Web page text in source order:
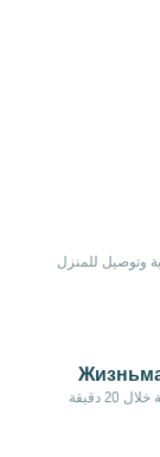
وتوصيل للمنزل
دقيقة